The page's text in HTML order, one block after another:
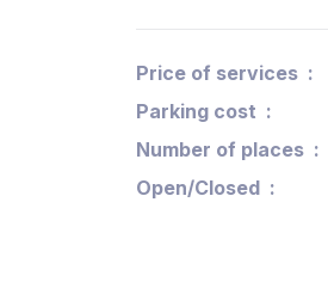
Price of services
Parking cost
Number of places
Open/Closed